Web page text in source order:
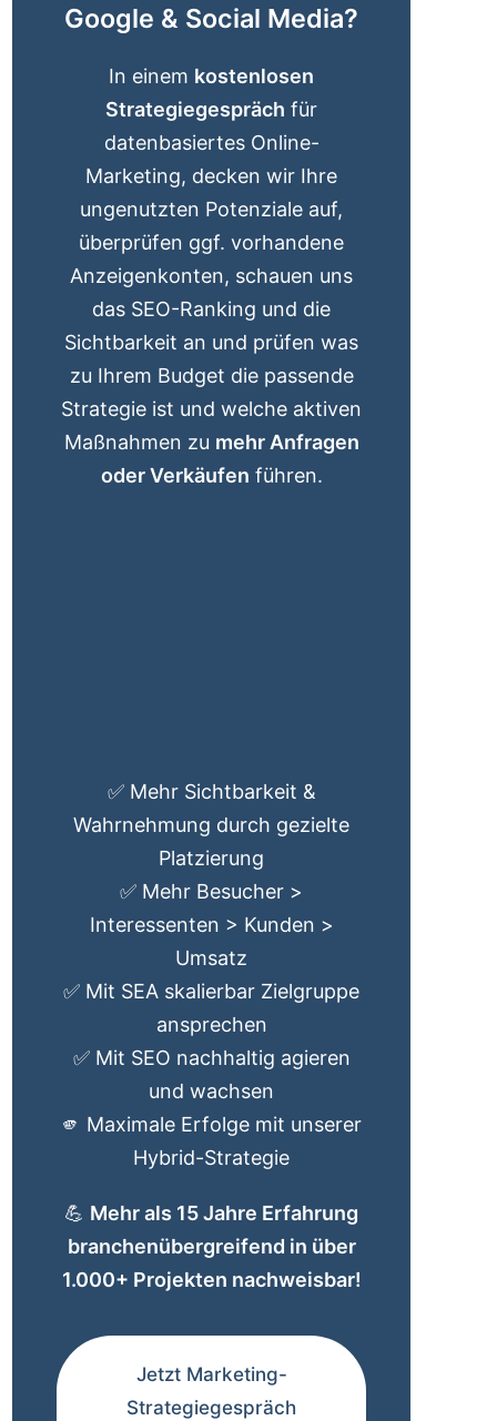
Google & Social Media?
In einem kostenlosen
Strategiegespräch für
datenbasiertes Online-
Marketing, decken wir Ihre
ungenutzten Potenziale auf,
überprüfen ggf. vorhandene
Anzeigenkonten, schauen uns
das SEO-Ranking und die
Sichtbarkeit an und prüfen was
zu Ihrem Budget die passende
Strategie ist und welche aktiven
Maßnahmen zu mehr Anfragen
oder Verkäufen führen.
✅ Mehr Sichtbarkeit &
Wahrnehmung durch gezielte
Platzierung
✅ Mehr Besucher >
Interessenten > Kunden >
Umsatz
✅ Mit SEA skalierbar Zielgruppe
ansprechen
✅ Mit SEO nachhaltig agieren
und wachsen
🫵 Maximale Erfolge mit unserer
Hybrid-Strategie
💪 Mehr als 15 Jahre Erfahrung
branchenübergreifend in über
1.000+ Projekten nachweisbar!
Jetzt Marketing-
Strategiegespräch